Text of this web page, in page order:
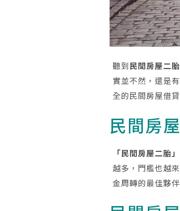
聽到民間房屋二
實並不然，還是
全的民間房屋借
民間房
「民間房屋二胎
越多，門檻也越
金周轉的最佳夥伴